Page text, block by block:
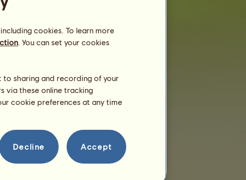
cookies. To learn more
. You can set your cookies
to sharing and recording of your
via these online tracking
cookie preferences at any time
Decline Accept